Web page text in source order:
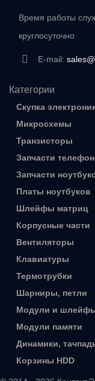
Время работы
круглосуточно
E-mail:
Категории
Скупка
Микросхемы
Транзисторы
Запчасти
Запчасти
Платы ноутбуков
Шлейфы матриц
Корпусные части
Вентиляторы
Клавиатуры
Термотрубки
Шарниры, петли
Модули и
Модули памяти
Динамики,
Корзины HDD